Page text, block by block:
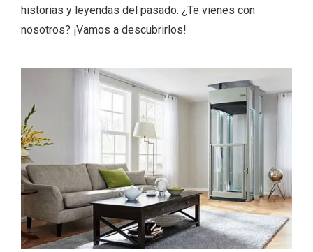
historias y leyendas del pasado. ¿Te vienes con
nosotros? ¡Vamos a descubrirlos!
Fiesta de los Fueros 2026 de Sepúlveda
y Feria de Artesanía